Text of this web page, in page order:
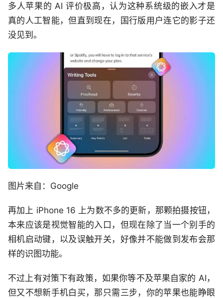
多人苹果的 AI 评价极高，认为这种系统级的嵌入才是
真的人工智能，但直到现在，国行版用户连它的影子还
没见到。
图片来自：Google
再加上 iPhone 16 上为数不多的更新，那颗拍摄按钮，
本来应该是视觉智能的入口，但现在除了当一个别手的
相机启动键，以及误触开关，好像并不能做到发布会那
样的识图功能。
不过上有对策下有政策，如果你等不及苹果自家的 AI，
但又不想新手机白买，那只需三步，你的苹果也能睁眼